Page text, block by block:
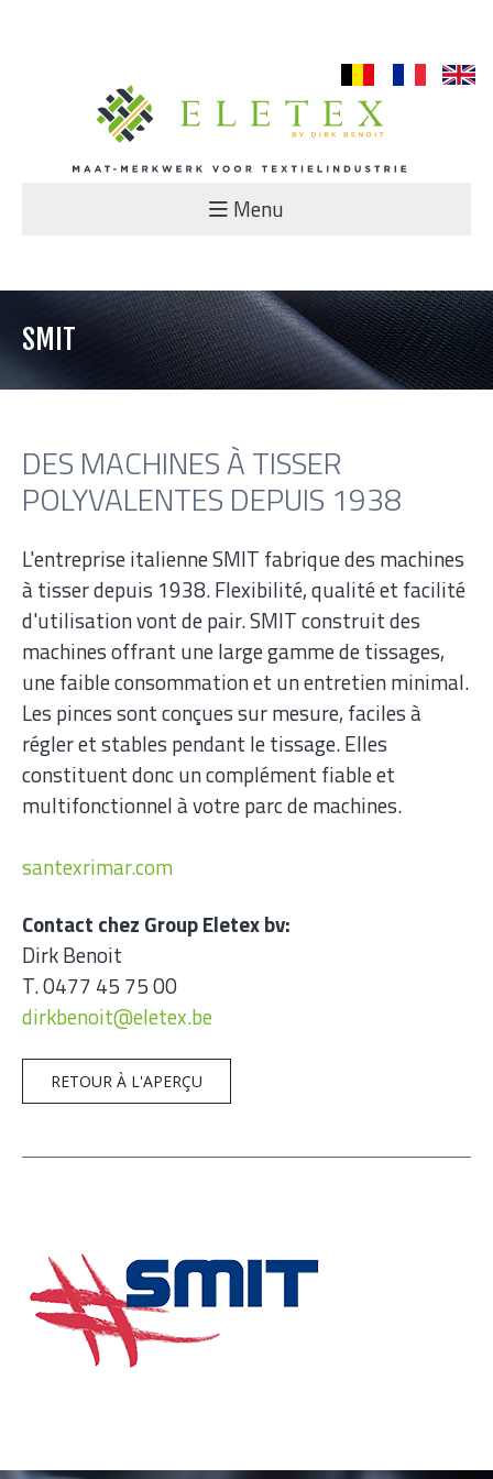
en
Menu
SMIT
DES MACHINES À TISSER
POLYVALENTES DEPUIS 1938
L'entreprise italienne SMIT fabrique des machines
à tisser depuis 1938. Flexibilité, qualité et facilité
d'utilisation vont de pair. SMIT construit des
machines offrant une large gamme de tissages,
une faible consommation et un entretien minimal.
Les pinces sont conçues sur mesure, faciles à
régler et stables pendant le tissage. Elles
constituent donc un complément fiable et
multifonctionnel à votre parc de machines.
santexrimar.com
Contact chez Group Eletex bv:
Dirk Benoit
T. 0477 45 75 00
dirkbenoit@eletex.be
RETOUR À L'APERÇU